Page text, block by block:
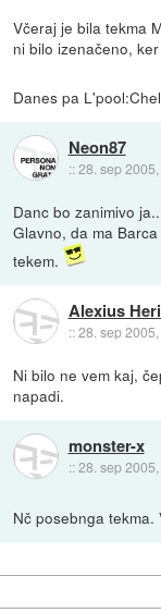
Včeraj je bila tekma
ni bilo izenačeno,
Danes pa
Neon87
::28. sep
Danc bo zanimivo
Glavno, da ma
tekem.
Alexius
::28. sep
Ni bilo ne vem kaj,
napadi.
monster-x
::28. sep 2005,
Nč posebnga tekma.